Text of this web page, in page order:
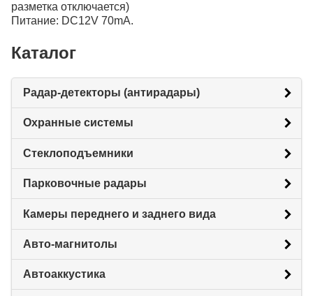
разметка отключается)
Питание: DC12V 70mA.
Каталог
Радар-детекторы (антирадары)
Охранные системы
Стеклоподъемники
Парковочные радары
Камеры переднего и заднего вида
Авто-магнитолы
Автоаккустика